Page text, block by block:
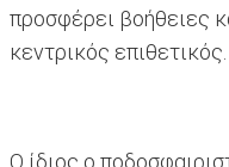
προσφέρει βοήθειες
κεντρικός επιθετικός.